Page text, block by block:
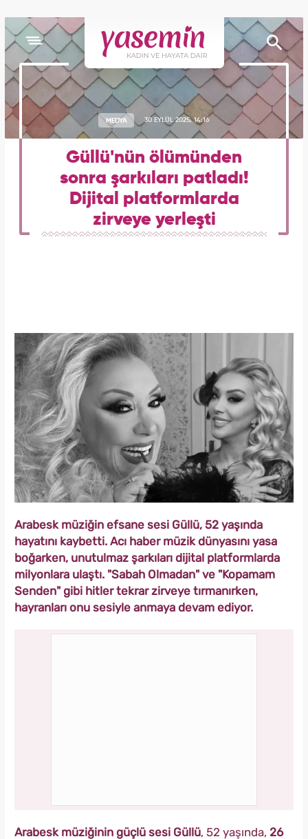
MEDYA 30 EYLÜL 2025, 14:16
Güllü'nün ölümünden
sonra şarkıları patladı!
Dijital platformlarda
zirveye yerleşti
Arabesk müziğin efsane sesi Güllü, 52 yaşında
hayatını kaybetti. Acı haber müzik dünyasını yasa
boğarken, unutulmaz şarkıları dijital platformlarda
milyonlara ulaştı. "Sabah Olmadan" ve "Kopamam
Senden" gibi hitler tekrar zirveye tırmanırken,
hayranları onu sesiyle anmaya devam ediyor.
Arabesk müziğinin güçlü sesi Güllü, 52 yaşında, 26